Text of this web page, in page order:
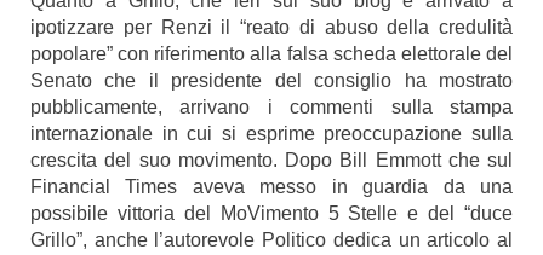
ipotizzare per Renzi il “reato di abuso della credulità
popolare” con riferimento alla falsa scheda elettorale del
Senato che il presidente del consiglio ha mostrato
pubblicamente, arrivano i commenti sulla stampa
internazionale in cui si esprime preoccupazione sulla
crescita del suo movimento. Dopo Bill Emmott che sul
Financial Times aveva messo in guardia da una
possibile vittoria del MoVimento 5 Stelle e del “duce
Grillo”, anche l’autorevole Politico dedica un articolo al